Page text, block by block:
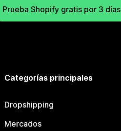
Prueba Shopify gratis por 3 días
Categorías principales
Dropshipping
Mercados